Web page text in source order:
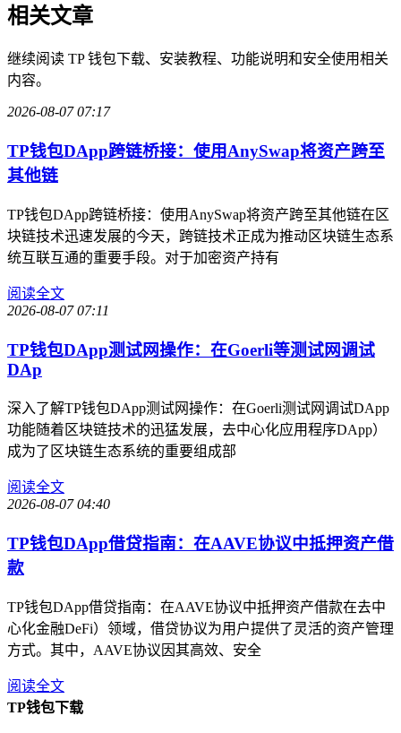
相关文章
继续阅读 TP 钱包下载、安装教程、功能说明和安全使用相关
内容。
2026-08-07 07:17
TP钱包DApp跨链桥接：使用AnySwap将资产跨至
其他链
TP钱包DApp跨链桥接：使用AnySwap将资产跨至其他链在区
块链技术迅速发展的今天，跨链技术正成为推动区块链生态系
统互联互通的重要手段。对于加密资产持有
阅读全文
2026-08-07 07:11
TP钱包DApp测试网操作：在Goerli等测试网调试
DAp
深入了解TP钱包DApp测试网操作：在Goerli测试网调试DApp
功能随着区块链技术的迅猛发展，去中心化应用程序DApp）
成为了区块链生态系统的重要组成部
阅读全文
2026-08-07 04:40
TP钱包DApp借贷指南：在AAVE协议中抵押资产借
款
TP钱包DApp借贷指南：在AAVE协议中抵押资产借款在去中
心化金融DeFi）领域，借贷协议为用户提供了灵活的资产管理
方式。其中，AAVE协议因其高效、安全
阅读全文
TP钱包下载